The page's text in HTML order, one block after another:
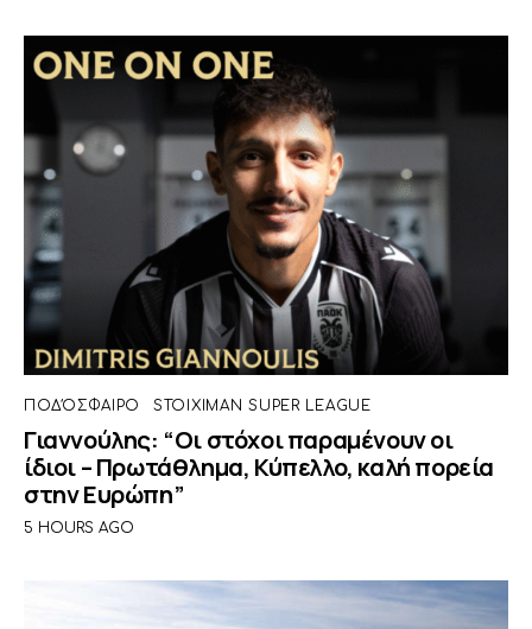
ΠΟΔΌΣΦΑΙΡΟ STOIXIMAN SUPER LEAGUE
Γιαννούλης: “Οι στόχοι παραμένουν οι
ίδιοι – Πρωτάθλημα, Κύπελλο, καλή πορεία
στην Ευρώπη”
5 HOURS AGO